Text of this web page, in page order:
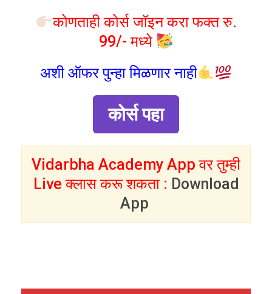
कोणताही कोर्स जॉइन करा फक्त रु.
99/- मध्ये
अशी ऑफर पुन्हा मिळणार नाही
कोर्स पहा
Vidarbha Academy App वर तुम्ही
Live क्लास करू शकता : Download
App